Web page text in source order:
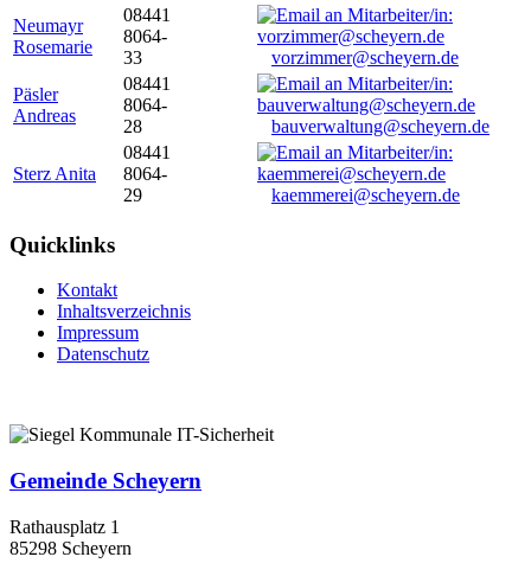
Neumayr
Rosemarie
08441
8064-
33
vorzimmer@scheyern.de
Päsler
Andreas
08441
8064-
28
bauverwaltung@scheyern.de
Sterz Anita
08441
8064-
29
kaemmerei@scheyern.de
Quicklinks
Kontakt
Inhaltsverzeichnis
Impressum
Datenschutz
Gemeinde Scheyern
Rathausplatz 1
85298 Scheyern